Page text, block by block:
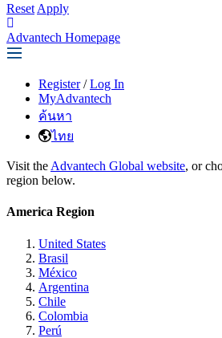
Reset Apply
Advantech Homepage
Register / Log In
MyAdvantech
ค้นหา
ไทย
Visit the Advantech Global website, or
region below.
America Region
United States
Brasil
México
Argentina
Chile
Colombia
Perú